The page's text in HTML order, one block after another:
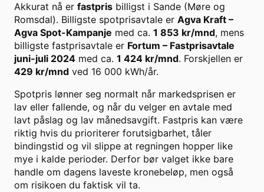
Akkurat nå er fastpris billigst i Sande (Møre og
Romsdal). Billigste spotprisavtale er Agva Kraft –
Agva Spot-Kampanje med ca. 1 853 kr/mnd, mens
billigste fastprisavtale er Fortum – Fastprisavtale
juni-juli 2024 med ca. 1 424 kr/mnd. Forskjellen er
429 kr/mnd ved 16 000 kWh/år.
Spotpris lønner seg normalt når markedsprisen er
lav eller fallende, og når du velger en avtale med
lavt påslag og lav månedsavgift. Fastpris kan være
riktig hvis du prioriterer forutsigbarhet, tåler
bindingstid og vil slippe at regningen hopper like
mye i kalde perioder. Derfor bør valget ikke bare
handle om dagens laveste kronebeløp, men også
om risikoen du faktisk vil ta.